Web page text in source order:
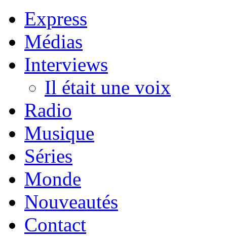
Express
Médias
Interviews
Il était une voix
Radio
Musique
Séries
Monde
Nouveautés
Contact